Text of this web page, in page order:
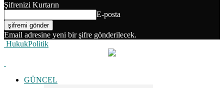
Şifrenizi Kurtarın
E-posta
Email adresine yeni bir şifre gönderilecek.
HukukPolitik
GÜNCEL